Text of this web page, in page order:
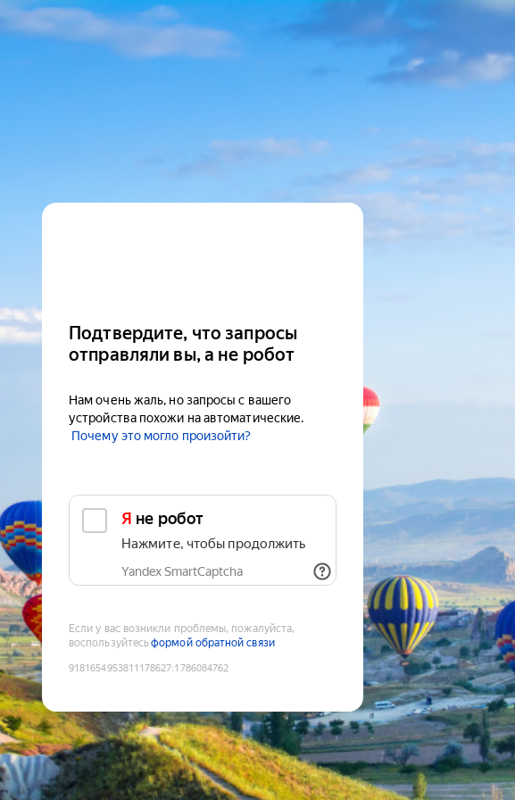
Подтвердите, что запросы
отправляли вы, а не робот
Нам очень жаль, но запросы с вашего
устройства похожи на автоматические.
Почему это могло произойти?
Я не робот
Нажмите, чтобы продолжить
Yandex SmartCaptcha
Если у вас возникли проблемы, пожалуйста,
воспользуйтесьформой обратной связи
9181654953811178627:1786084762